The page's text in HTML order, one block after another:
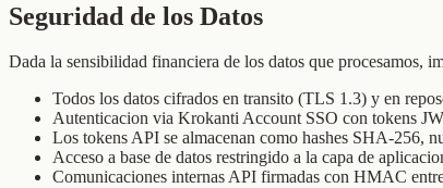
Seguridad de los Datos
Dada la sensibilidad financiera de los datos que procesamos,
Todos los datos cifrados en transito (TLS 1.3) y en
Autenticacion via Krokanti Account SSO con tokens
Los tokens API se almacenan como hashes SHA-256,
Acceso a base de datos restringido a la capa de
Comunicaciones internas API firmadas con HMAC